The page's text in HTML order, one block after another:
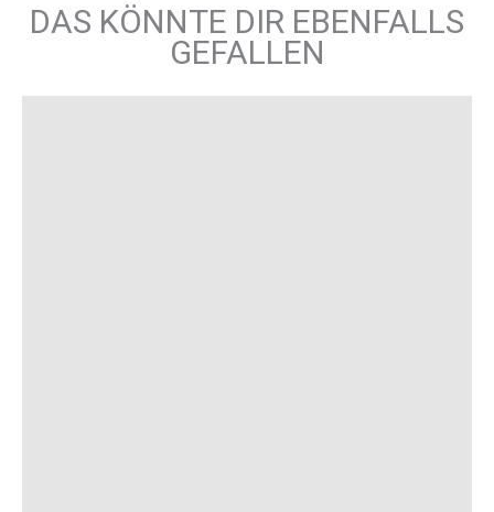
DAS KÖNNTE DIR EBENFALLS
GEFALLEN